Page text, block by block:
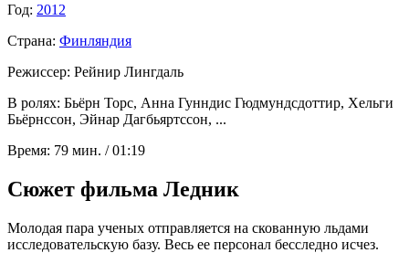
Год: 2012
Страна: Финляндия
Режиссер: Рейнир Лингдаль
В ролях: Бьёрн Торс, Анна Гунндис Гюдмундсдоттир, Хельги
Бьёрнссон, Эйнар Дагбьяртссон, ...
Время: 79 мин. / 01:19
Сюжет фильма Ледник
Молодая пара ученых отправляется на скованную льдами
исследовательскую базу. Весь ее персонал бесследно исчез.